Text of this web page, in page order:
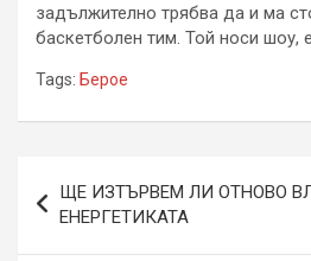
задължително трябва да и ма
баскетболен тим. Той носи шоу,
Tags: Берое
ЩЕ ИЗТЪРВЕМ ЛИ ОТНОВО
ЕНЕРГЕТИКАТА